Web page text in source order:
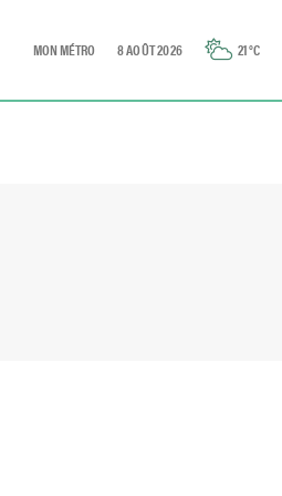
MON MÉTRO 8 AOÛT 2026 21°C